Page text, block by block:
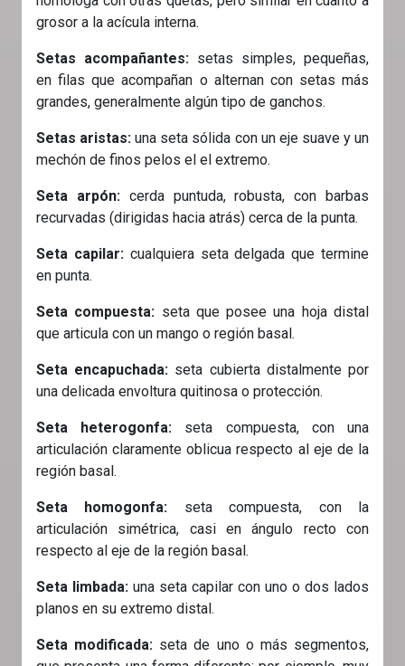
grosor a la acícula interna.
Setas acompañantes: setas simples, pequeñas,
en filas que acompañan o alternan con setas más
grandes, generalmente algún tipo de ganchos.
Setas aristas:una seta sólida con un eje suave y un
mechón de finos pelos el el extremo.
Seta arpón: cerda puntuda, robusta, con barbas
recurvadas (dirigidas hacia atrás) cerca de la punta.
Seta capilar: cualquiera seta delgada que termine
en punta.
Seta compuesta: seta que posee una hoja distal
que articula con un mango o región basal.
Seta encapuchada: seta cubierta distalmente por
una delicada envoltura quitinosa o protección.
Seta heterogonfa: seta compuesta, con una
articulación claramente oblicua respecto al eje de la
región basal.
Seta homogonfa: seta compuesta, con la
articulación simétrica, casi en ángulo recto con
respecto al eje de la región basal.
Seta limbada: una seta capilar con uno o dos lados
planos en su extremo distal.
Seta modificada: seta de uno o más segmentos,